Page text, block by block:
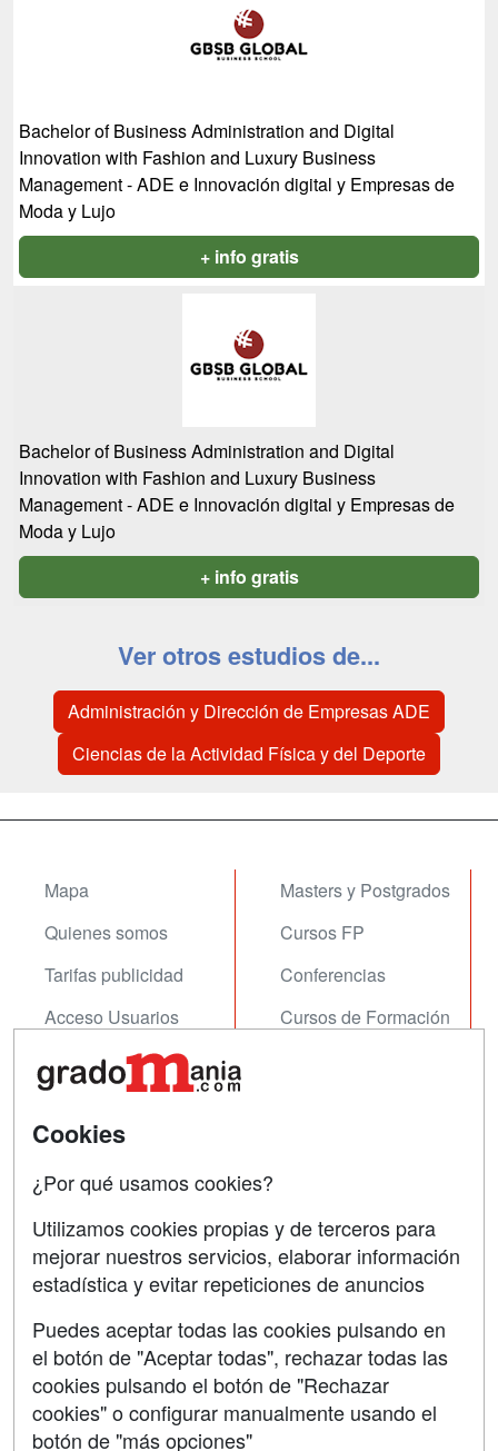
Bachelor of Business Administration and Digital
Innovation with Fashion and Luxury Business
Management - ADE e Innovación digital y Empresas de
Moda y Lujo
+ info gratis
Bachelor of Business Administration and Digital
Innovation with Fashion and Luxury Business
Management - ADE e Innovación digital y Empresas de
Moda y Lujo
+ info gratis
Ver otros estudios de...
Administración y Dirección de Empresas ADE
Ciencias de la Actividad Física y del Deporte
Mapa
Quienes somos
Tarifas publicidad
Acceso Usuarios
Acceso Centros
Masters y Postgrados
Cursos FP
Conferencias
Cursos de Formación
Contactar
Copyleft
Grupo formazion:
Cookies
¿Por qué usamos cookies?
Utilizamos cookies propias y de terceros para
mejorar nuestros servicios, elaborar información
estadística y evitar repeticiones de anuncios
Puedes aceptar todas las cookies pulsando en
el botón de "Aceptar todas", rechazar todas las
cookies pulsando el botón de "Rechazar
cookies" o configurar manualmente usando el
botón de "más opciones"